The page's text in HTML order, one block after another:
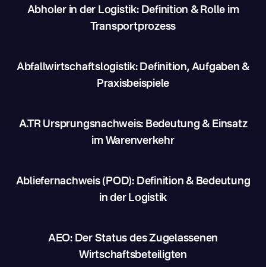
Abholer in der Logistik: Definition & Rolle im
Transportprozess
Abfallwirtschaftslogistik: Definition, Aufgaben &
Praxisbeispiele
A.TR Ursprungsnachweis: Bedeutung & Einsatz
im Warenverkehr
Abliefernachweis (POD): Definition & Bedeutung
in der Logistik
AEO: Der Status des Zugelassenen
Wirtschaftsbeteiligten